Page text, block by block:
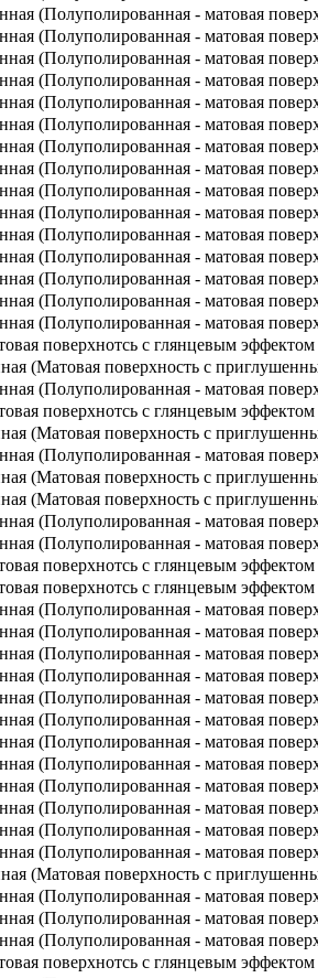
(Полуполированная - матовая
(Полуполированная - матовая
(Полуполированная - матовая
(Полуполированная - матовая
(Полуполированная - матовая
(Полуполированная - матовая
(Полуполированная - матовая
(Полуполированная - матовая
(Полуполированная - матовая
(Полуполированная - матовая
(Полуполированная - матовая
(Полуполированная - матовая
(Полуполированная - матовая
(Полуполированная - матовая
(Полуполированная - матовая
поверхнотсь с глянцевым эффектом
(Матовая поверхность с
(Полуполированная - матовая
поверхнотсь с глянцевым эффектом
(Матовая поверхность с
(Полуполированная - матовая
(Матовая поверхность с
(Матовая поверхность с
(Полуполированная - матовая
(Полуполированная - матовая
поверхнотсь с глянцевым эффектом
поверхнотсь с глянцевым эффектом
(Полуполированная - матовая
(Полуполированная - матовая
(Полуполированная - матовая
(Полуполированная - матовая
(Полуполированная - матовая
(Полуполированная - матовая
(Полуполированная - матовая
(Полуполированная - матовая
(Полуполированная - матовая
(Полуполированная - матовая
(Полуполированная - матовая
(Полуполированная - матовая
(Матовая поверхность с
(Полуполированная - матовая
(Полуполированная - матовая
(Полуполированная - матовая
поверхнотсь с глянцевым эффектом